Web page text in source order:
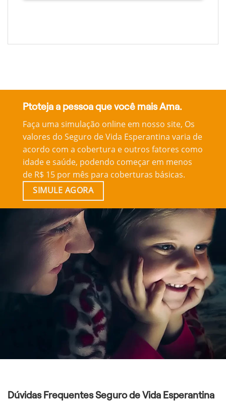
Ptoteja a pessoa que você mais Ama.
Faça uma simulação online em nosso site, Os
valores do Seguro de Vida Esperantina varia de
acordo com a cobertura e outros fatores como
idade e saúde, podendo começar em menos
de R$ 15 por mês para coberturas básicas.
SIMULE AGORA
Dúvidas Frequentes Seguro de Vida Esperantina